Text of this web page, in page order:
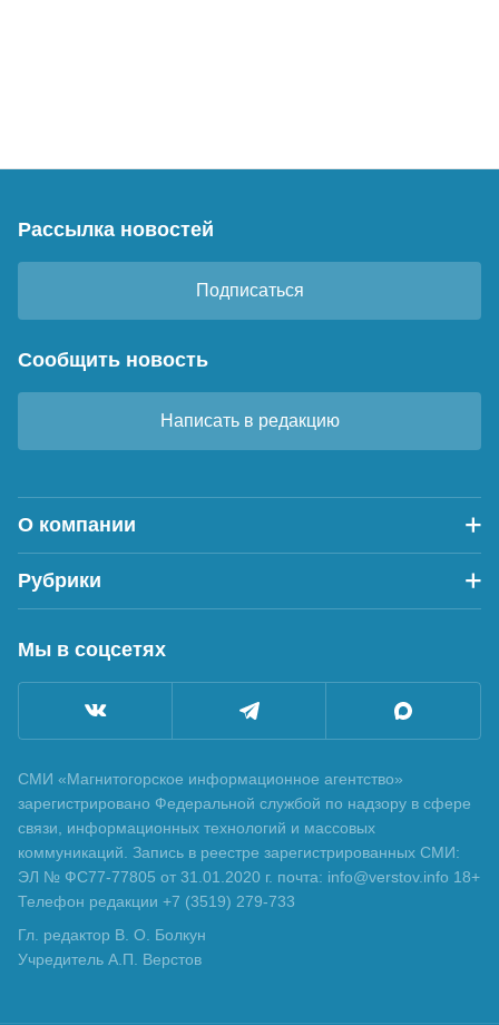
Рассылка новостей
Подписаться
Сообщить новость
Написать в редакцию
О компании
Рубрики
Мы в соцсетях
СМИ «Магнитогорское информационное агентство»
зарегистрировано Федеральной службой по надзору в сфере
связи, информационных технологий и массовых
коммуникаций. Запись в реестре зарегистрированных СМИ:
ЭЛ № ФС77-77805 от 31.01.2020 г. почта: info@verstov.info 18+
Телефон редакции +7 (3519) 279-733
Гл. редактор В. О. Болкун
Учредитель А.П. Верстов